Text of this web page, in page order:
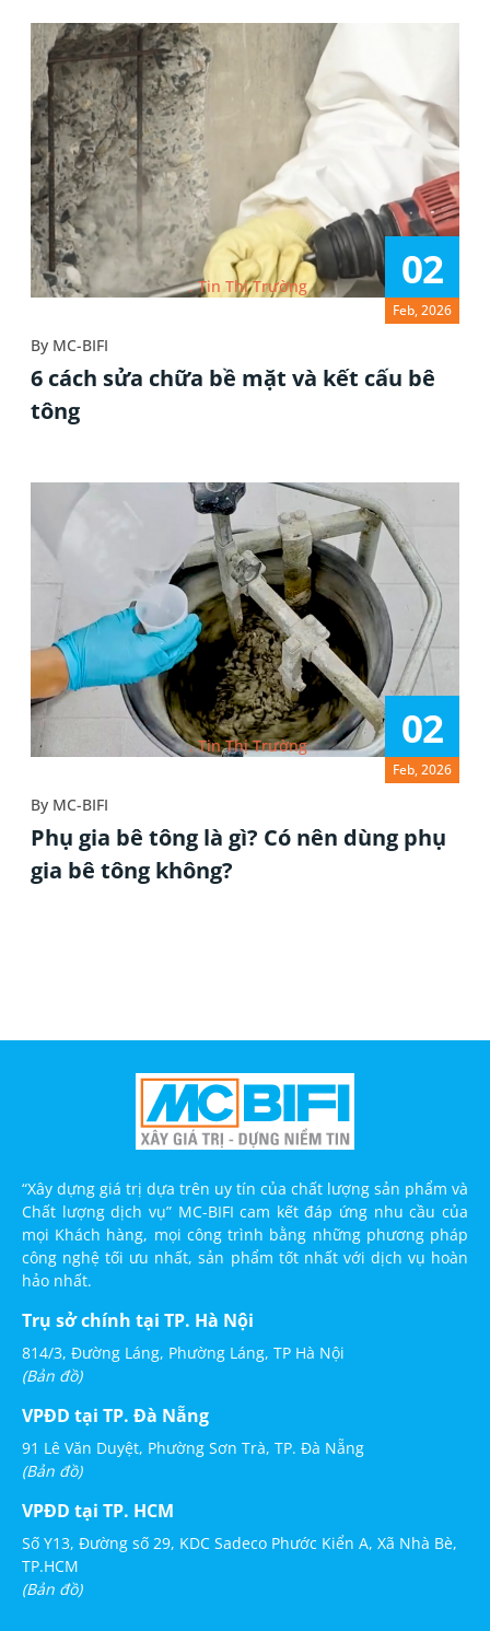
Tin Thị Trường 02
Feb, 2026
By MC-BIFI
6 cách sửa chữa bề mặt và kết cấu bê
tông
Tin Thị Trường 02
Feb, 2026
By MC-BIFI
Phụ gia bê tông là gì? Có nên dùng phụ
gia bê tông không?
“Xây dựng giá trị dựa trên uy tín của chất lượng sản phẩm và
Chất lượng dịch vụ” MC-BIFI cam kết đáp ứng nhu cầu của
mọi Khách hàng, mọi công trình bằng những phương pháp
công nghệ tối ưu nhất, sản phẩm tốt nhất với dịch vụ hoàn
hảo nhất.
Trụ sở chính tại TP. Hà Nội
814/3, Đường Láng, Phường Láng, TP Hà Nội
(Bản đồ)
VPĐD tại TP. Đà Nẵng
91 Lê Văn Duyệt, Phường Sơn Trà, TP. Đà Nẵng
(Bản đồ)
VPĐD tại TP. HCM
Số Y13, Đường số 29, KDC Sadeco Phước Kiển A, Xã Nhà Bè,
TP.HCM
(Bản đồ)